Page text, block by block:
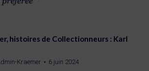
histoires de Collectionneurs : Karl
Kraemer 6 juin 2024